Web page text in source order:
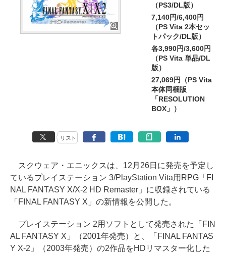
（PS3/DL版）
7,140円/6,400円
（PS Vita 2本セッ
トパック/DL版）
各3,990円/3,600円
（PS Vita 単品/DL
版）
27,069円（PS Vita
本体同梱版
「RESOLUTION
BOX」）
リスト
スクウェア・エニックスは、12月26日に発売を予定し
ているプレイステーション 3/PlayStation Vita用RPG「FI
NAL FANTASY X/X-2 HD Remaster」に収録されている
「FINAL FANTASY X」の新情報を公開した。
プレイステーション 2用ソフトとして発売された「FIN
AL FANTASY X」（2001年発売）と、「FINAL FANTAS
Y X-2」（2003年発売）の2作品をHDリマスター化した